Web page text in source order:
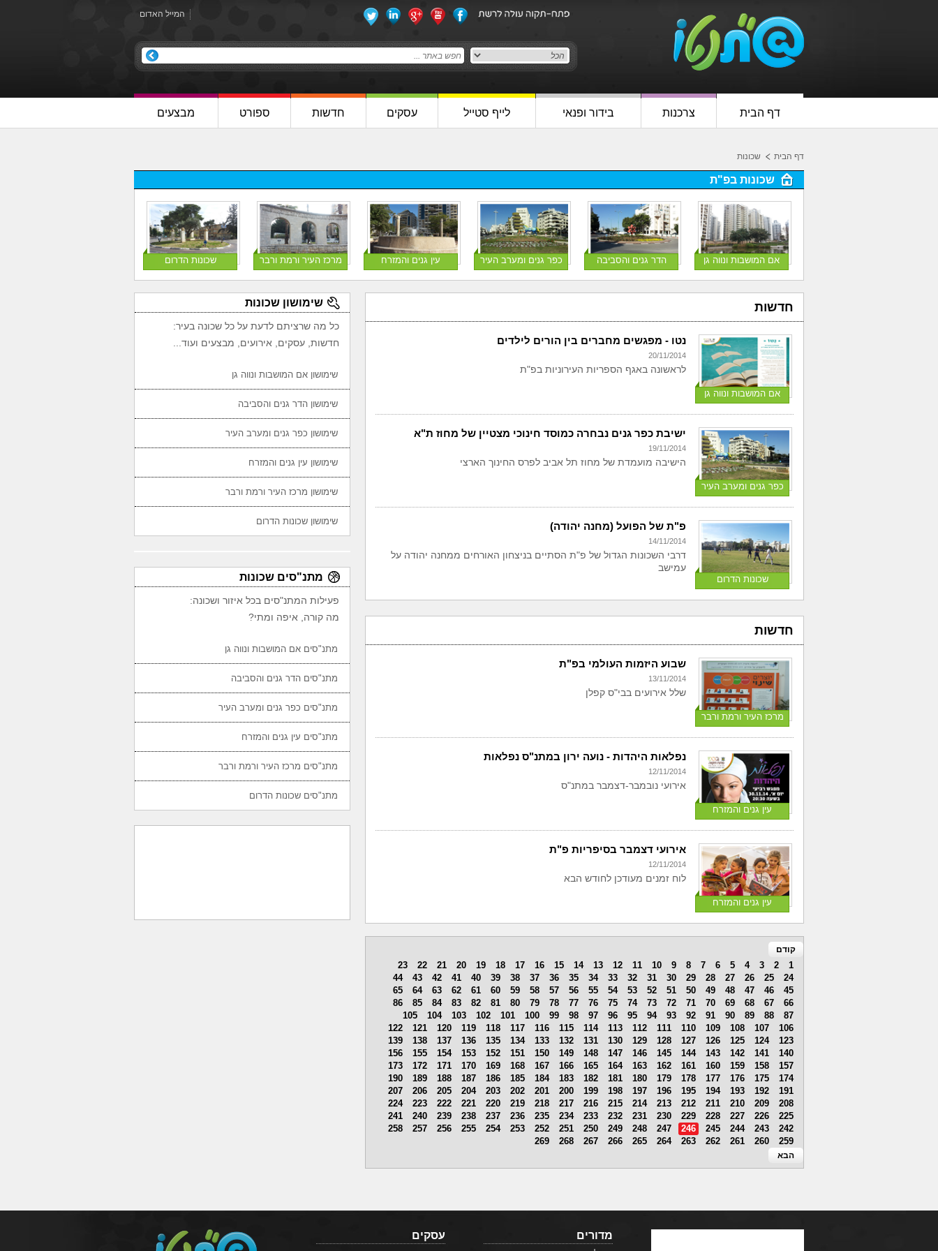
המייל האדום
דף הבית צרכנות בידור ופנאי לייף סטייל עסקים חדשות ספורט מבצעים
דף הבית שכונות
שכונות בפ"ת
אם המושבות ונווה גן הדר גנים והסביבה כפר גנים ומערב העיר עין גנים והמזרח מרכז העיר ורמת ורבר שכונות הדרום
חדשות
אם המושבות ונווה גן
נטו - מפגשים מחברים בין הורים לילדים
20/11/2014
לראשונה באגף הספריות העירוניות בפ"ת
כפר גנים ומערב העיר
ישיבת כפר גנים נבחרה כמוסד חינוכי מצטיין של מחוז ת"א
19/11/2014
הישיבה מועמדת של מחוז תל אביב לפרס החינוך הארצי
שכונות הדרום
פ"ת של הפועל (מחנה יהודה)
14/11/2014
דרבי השכונות הגדול של פ"ת הסתיים בניצחון האורחים ממחנה יהודה על
עמישב
חדשות
מרכז העיר ורמת ורבר
שבוע היזמות העולמי בפ"ת
13/11/2014
שלל אירועים בבי"ס קפלן
עין גנים והמזרח
נפלאות היהדות - נועה ירון במתנ"ס נפלאות
12/11/2014
אירועי נובמבר-דצמבר במתנ"ס
עין גנים והמזרח
אירועי דצמבר בסיפריות פ"ת
12/11/2014
לוח זמנים מעודכן לחודש הבא
קודם
1
2
3
4
5
6
7
8
9
10
11
12
13
14
15
16
17
18
19
20
21
22
23
24
25
26
27
28
29
30
31
32
33
34
35
36
37
38
39
40
41
42
43
44
45
46
47
48
49
50
51
52
53
54
55
56
57
58
59
60
61
62
63
64
65
66
67
68
69
70
71
72
73
74
75
76
77
78
79
80
81
82
83
84
85
86
87
88
89
90
91
92
93
94
95
96
97
98
99
100
101
102
103
104
105
106
107
108
109
110
111
112
113
114
115
116
117
118
119
120
121
122
123
124
125
126
127
128
129
130
131
132
133
134
135
136
137
138
139
140
141
142
143
144
145
146
147
148
149
150
151
152
153
154
155
156
157
158
159
160
161
162
163
164
165
166
167
168
169
170
171
172
173
174
175
176
177
178
179
180
181
182
183
184
185
186
187
188
189
190
191
192
193
194
195
196
197
198
199
200
201
202
203
204
205
206
207
208
209
210
211
212
213
214
215
216
217
218
219
220
221
222
223
224
225
226
227
228
229
230
231
232
233
234
235
236
237
238
239
240
241
242
243
244
245
246
247
248
249
250
251
252
253
254
255
256
257
258
259
260
261
262
263
264
265
266
267
268
269
הבא
שימושון שכונות
כל מה שרציתם לדעת על כל שכונה בעיר:
חדשות, עסקים, אירועים, מבצעים ועוד...
שימושון אם המושבות ונווה גן
שימושון הדר גנים והסביבה
שימושון כפר גנים ומערב העיר
שימושון עין גנים והמזרח
שימושון מרכז העיר ורמת ורבר
שימושון שכונות הדרום
מתנ"סים שכונות
פעילות המתנ"סים בכל איזור ושכונה:
מה קורה, איפה ומתי?
מתנ"סים אם המושבות ונווה גן
מתנ"סים הדר גנים והסביבה
מתנ"סים כפר גנים ומערב העיר
מתנ"סים עין גנים והמזרח
מתנ"סים מרכז העיר ורמת ורבר
מתנ"סים שכונות הדרום
מדורים עסקים